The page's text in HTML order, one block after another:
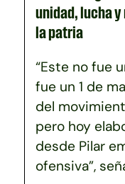
unidad, lucha
la patria
“Este no fue
fue un 1 de
del
pero hoy
desde Pilar
ofensiva”,